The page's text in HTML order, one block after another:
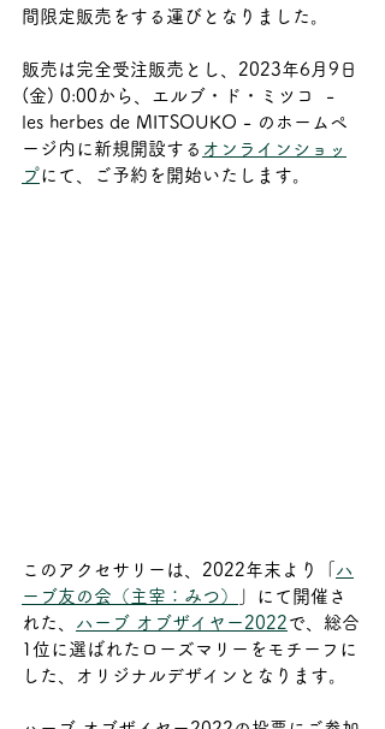
間限定販売をする運びとなりました。
販売は完全受注販売とし、2023年6月9日
(金) 0:00から、エルブ・ド・ミツコ  -
les herbes de MITSOUKO - のホームペ
ージ内に新規開設する オンラインショッ
プにて、ご予約を開始いたします。
このアクセサリーは、2022年末より「 ハ
ーブ友の会（主宰：みつ）
」にて開催さ
れた、 ハーブ オブザイヤー2022 で、総合
1位に選ばれたローズマリーをモチーフに
した、オリジナルデザインとなります。